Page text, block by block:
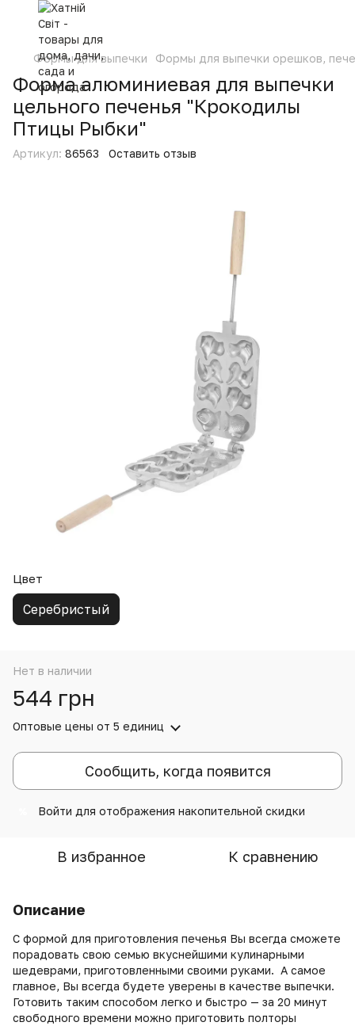
Формы для выпечки Формы для выпечки орешков,
Форма алюминиевая для выпечки
цельного печенья "Крокодилы
Птицы Рыбки"
Артикул: 86563 Оставить отзыв
Цвет
Серебристый
Нет в наличии
544 грн
Оптовые цены от 5 единиц
Сообщить, когда появится
Войти для отображения накопительной скидки
В избранное К сравнению
Описание
С формой для приготовления печенья Вы всегда сможете
порадовать свою семью вкуснейшими кулинарными
шедеврами, приготовленными своими руками. А самое
главное, Вы всегда будете уверены в качестве выпечки.
Готовить таким способом легко и быстро — за 20 минут
свободного времени можно приготовить полторы